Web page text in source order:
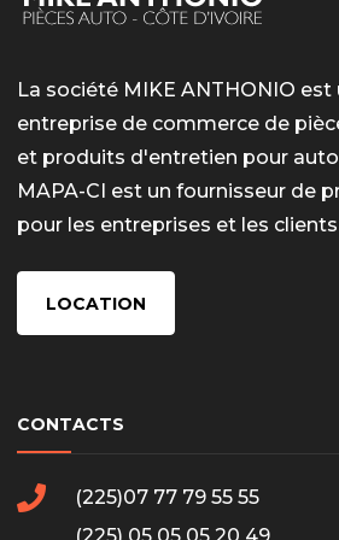
La société MIKE ANTHONIO est
entreprise de commerce de
et produits d'entretien pour
MAPA-CI est un fournisseur de
pour les entreprises et les
LOCATION
CONTACTS
(225)07 77 79 55 55